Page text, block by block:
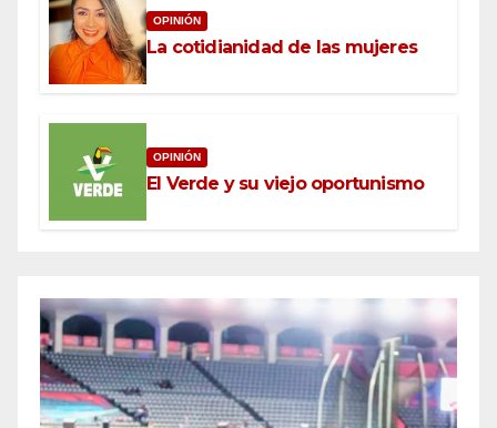
OPINIÓN
La cotidianidad de las mujeres
OPINIÓN
El Verde y su viejo oportunismo